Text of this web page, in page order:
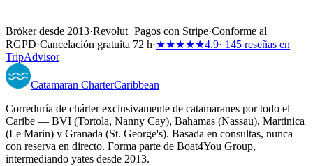
Bróker desde 2013·Revolut+Pagos con Stripe·Conforme al
RGPD·Cancelación gratuita 72 h·★★★★★4.9· 145 reseñas en
TripAdvisor
Catamaran CharterCaribbean
Correduría de chárter exclusivamente de catamaranes por todo el
Caribe — BVI (Tortola, Nanny Cay), Bahamas (Nassau), Martinica
(Le Marin) y Granada (St. George's). Basada en consultas, nunca
con reserva en directo. Forma parte de Boat4You Group,
intermediando yates desde 2013.